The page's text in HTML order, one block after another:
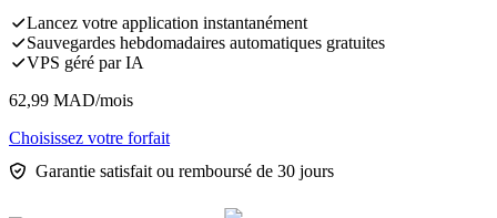
Lancez votre application instantanément
Sauvegardes hebdomadaires automatiques gratuites
VPS géré par IA
62,99 MAD/mois
Choisissez votre forfait
Garantie satisfait ou remboursé de 30 jours